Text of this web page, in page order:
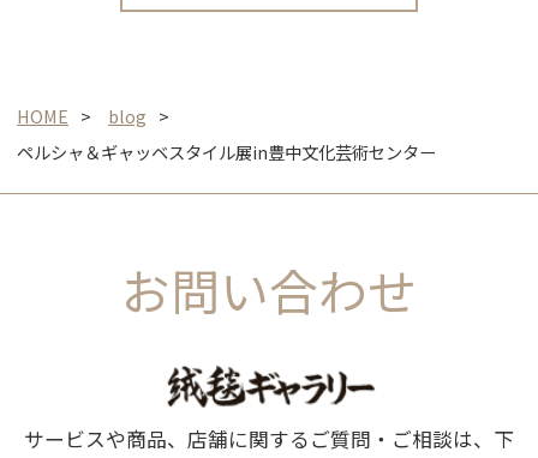
HOME
blog
ペルシャ＆ギャッベスタイル展in豊中文化芸術センター
お問い合わせ
サービスや商品、店舗に関するご質問・ご相談は、下